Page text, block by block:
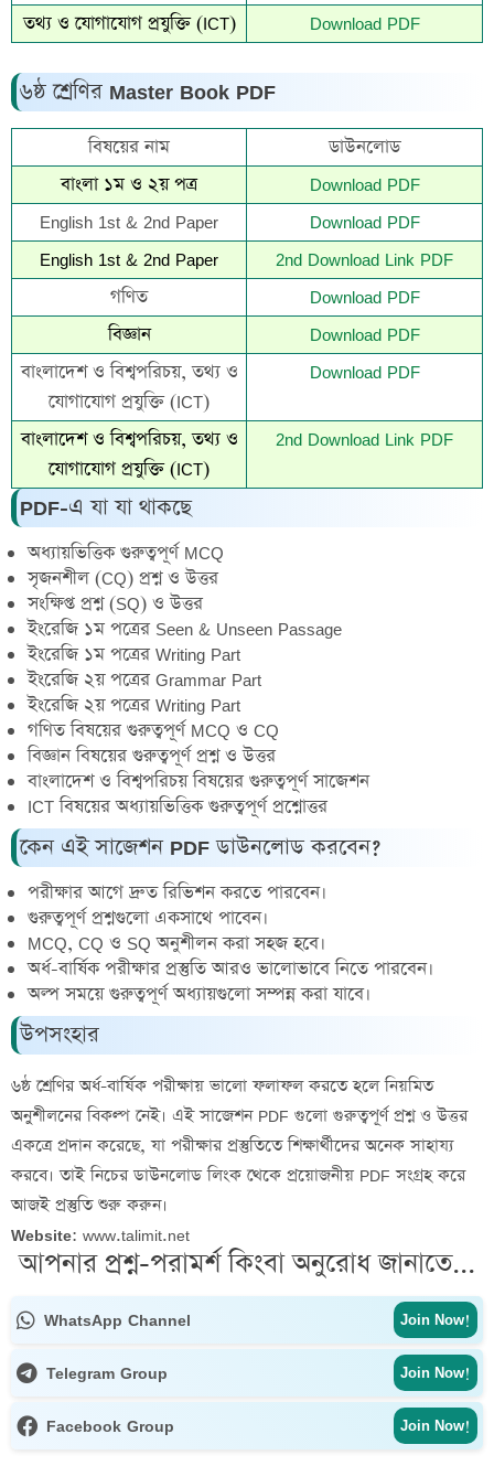
তথ্য ও যোগাযোগ প্রযুক্তি (ICT)
Download PDF
৬ষ্ঠ শ্রেণির Master Book PDF
বিষয়ের নাম
ডাউনলোড
বাংলা ১ম ও ২য় পত্র
Download PDF
English 1st & 2nd Paper
Download PDF
English 1st & 2nd Paper
2nd Download Link PDF
গণিত
Download PDF
বিজ্ঞান
Download PDF
বাংলাদেশ ও বিশ্বপরিচয়, তথ্য ও
যোগাযোগ প্রযুক্তি (ICT)
Download PDF
বাংলাদেশ ও বিশ্বপরিচয়, তথ্য ও
যোগাযোগ প্রযুক্তি (ICT)
2nd Download Link PDF
PDF-এ যা যা থাকছে
অধ্যায়ভিত্তিক গুরুত্বপূর্ণ MCQ
সৃজনশীল (CQ) প্রশ্ন ও উত্তর
সংক্ষিপ্ত প্রশ্ন (SQ) ও উত্তর
ইংরেজি ১ম পত্রের Seen & Unseen Passage
ইংরেজি ১ম পত্রের Writing Part
ইংরেজি ২য় পত্রের Grammar Part
ইংরেজি ২য় পত্রের Writing Part
গণিত বিষয়ের গুরুত্বপূর্ণ MCQ ও CQ
বিজ্ঞান বিষয়ের গুরুত্বপূর্ণ প্রশ্ন ও উত্তর
বাংলাদেশ ও বিশ্বপরিচয় বিষয়ের গুরুত্বপূর্ণ সাজেশন
ICT বিষয়ের অধ্যায়ভিত্তিক গুরুত্বপূর্ণ প্রশ্নোত্তর
কেন এই সাজেশন PDF ডাউনলোড করবেন?
পরীক্ষার আগে দ্রুত রিভিশন করতে পারবেন।
গুরুত্বপূর্ণ প্রশ্নগুলো একসাথে পাবেন।
MCQ, CQ ও SQ অনুশীলন করা সহজ হবে।
অর্ধ-বার্ষিক পরীক্ষার প্রস্তুতি আরও ভালোভাবে নিতে পারবেন।
অল্প সময়ে গুরুত্বপূর্ণ অধ্যায়গুলো সম্পন্ন করা যাবে।
উপসংহার
৬ষ্ঠ শ্রেণির অর্ধ-বার্ষিক পরীক্ষায় ভালো ফলাফল করতে হলে নিয়মিত
অনুশীলনের বিকল্প নেই। এই সাজেশন PDF গুলো গুরুত্বপূর্ণ প্রশ্ন ও উত্তর
একত্রে প্রদান করেছে, যা পরীক্ষার প্রস্তুতিতে শিক্ষার্থীদের অনেক সাহায্য
করবে। তাই নিচের ডাউনলোড লিংক থেকে প্রয়োজনীয় PDF সংগ্রহ করে
আজই প্রস্তুতি শুরু করুন।
Website: www.talimit.net
আপনার প্রশ্ন-পরামর্শ কিংবা অনুরোধ জানাতে...
WhatsApp Channel Join Now!
Telegram Group Join Now!
Facebook Group Join Now!